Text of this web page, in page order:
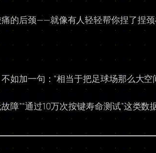
的后颈——就像有人轻轻帮你捏了捏
如加一句：“相当于把足球场那么大
”“通过10万次按键寿命测试”这类数